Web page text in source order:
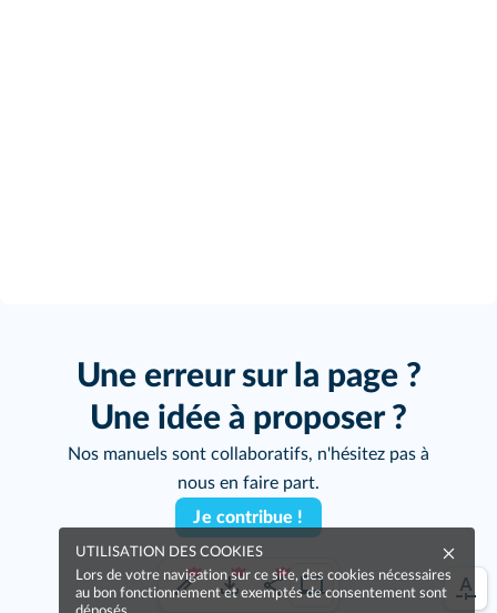
Une erreur sur la page ?
Une idée à proposer ?
Nos manuels sont collaboratifs, n'hésitez pas à
nous en faire part.
Je contribue !
UTILISATION DES COOKIES
Lors de votre navigation sur ce site, des cookies nécessaires
au bon fonctionnement et exemptés de consentement sont